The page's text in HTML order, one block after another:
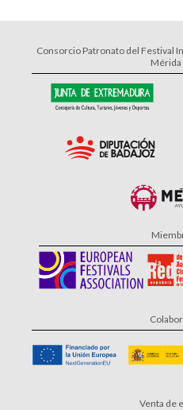
Consorcio Patronato del Festival
Mérida
Venta de